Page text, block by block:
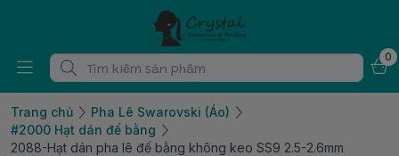
0
Trang chủ
Pha Lê Swarovski (Áo)
#2000 Hạt dán đế bằng
2088-Hạt dán pha lê đế bằng không keo SS9 2.5-2.6mm